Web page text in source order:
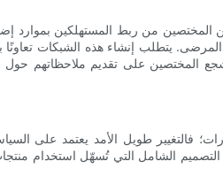
المختصين من ربط المستهلكين بموارد
يتطلب إنشاء هذه الشبكات
المختصين على تقديم ملاحظاتهم حول
فالتغيير طويل الأمد يعتمد على
الشامل التي تُسهّل استخدام